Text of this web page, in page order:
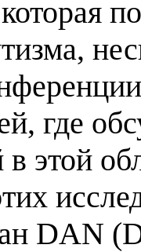
где
этой
DAN